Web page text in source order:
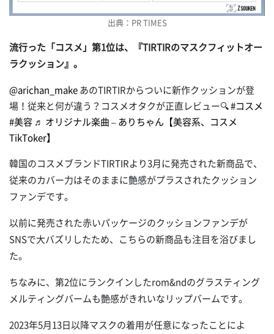
出典：PR TIMES
流行った「コスメ」第1位は、『TIRTIRのマスクフィットオー
ラクッション』。
@arichan_makeあのTIRTIRからついに新作クッションが登
場！従来と何が違う？コスメオタクが正直レビュー🔍#コスメ
#美容 ♬ オリジナル楽曲 – ありちゃん【美容系、コスメ
TikToker】
韓国のコスメブランドTIRTIRより3月に発売された新商品で、
従来のカバー力はそのままに艶感がプラスされたクッション
ファンデです。
以前に発売された赤いパッケージのクッションファンデが
SNSで大バズリしたため、こちらの新商品も注目を浴びまし
た。
ちなみに、第2位にランクインしたrom&ndのグラスティング
メルティングバームも艶感がきれいなリップバームです。
2023年5月13日以降マスクの着用が任意になったことによ